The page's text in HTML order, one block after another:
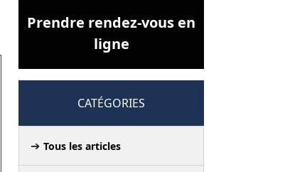
Prendre rendez-vous en
ligne
CATÉGORIES
Tous les articles